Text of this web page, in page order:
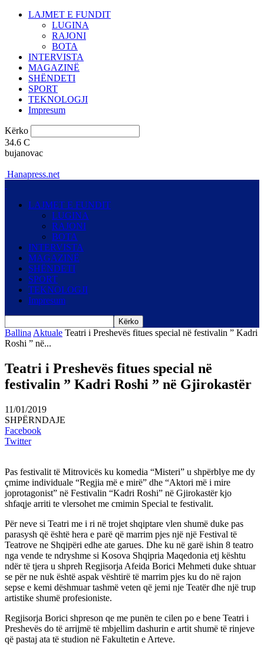
LAJMET E FUNDIT
LUGINA
RAJONI
BOTA
INTERVISTA
MAGAZINË
SHËNDETI
SPORT
TEKNOLOGJI
Impresum
Kërko
34.6 C
bujanovac
Hanapress.net
LAJMET E FUNDIT
LUGINA
RAJONI
BOTA
INTERVISTA
MAGAZINË
SHËNDETI
SPORT
TEKNOLOGJI
Impresum
Ballina Aktuale Teatri i Preshevës fitues special në festivalin ” Kadri
Roshi ” në...
Teatri i Preshevës fitues special në
festivalin ” Kadri Roshi ” në Gjirokastër
11/01/2019
SHPËRNDAJE
Facebook
Twitter
Pas festivalit të Mitrovicës ku komedia “Misteri” u shpërblye me dy
çmime individuale “Regjia më e mirë” dhe “Aktori më i mire
joprotagonist” në Festivalin “Kadri Roshi” në Gjirokastër kjo
shfaqje arriti te vlersohet me cmimin Special te festivalit.
Për neve si Teatri me i ri në trojet shqiptare vlen shumë duke pas
parasysh që është hera e parë që marrim pjes një një Festival të
Teatrove ne Shqipëri edhe ate garues. Dhe ku në garë ishin 8 teatro
nga vende te ndryshme si Kosova Shqipria Maqedonia etj kështu
ndër të tjera u shpreh Regjisorja Afeida Borici Mehmeti duke shtuar
se për ne nuk është aspak vështirë të marrim pjes ku do në rajon
sepse e kemi dëshmuar tashmë veten që jemi nje Teatër dhe një trup
artistike shumë profesioniste.
Regjisorja Borici shpreson qe me punën te cilen po e bene Teatri i
Preshevës do të arrijmë të mbjellim dashurin e artit shumë të rinjeve
që pastaj ata të studion në Fakultetin e Arteve.